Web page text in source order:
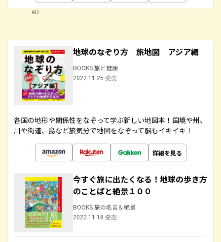
AD
地球のなぞり方 旅地図 アジア編
BOOKS 旅と健康
2022.11.25 発売
各国の地形や関係性をなぞって学ぶ新しい地図本！国境や州、
川や街道、島など旅気分で地図をなぞって脳もイキイキ！
詳細を見る
今すぐ旅に出たくなる！地球の歩き方
のことばと絶景１００
BOOKS 旅の名言＆絶景
2022.11.18 発売